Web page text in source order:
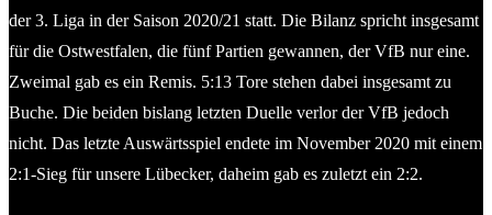
der 3. Liga in der Saison 2020/21 statt. Die Bilanz spricht insgesamt
für die Ostwestfalen, die fünf Partien gewannen, der VfB nur eine.
Zweimal gab es ein Remis. 5:13 Tore stehen dabei insgesamt zu
Buche. Die beiden bislang letzten Duelle verlor der VfB jedoch
nicht. Das letzte Auswärtsspiel endete im November 2020 mit einem
2:1-Sieg für unsere Lübecker, daheim gab es zuletzt ein 2:2.